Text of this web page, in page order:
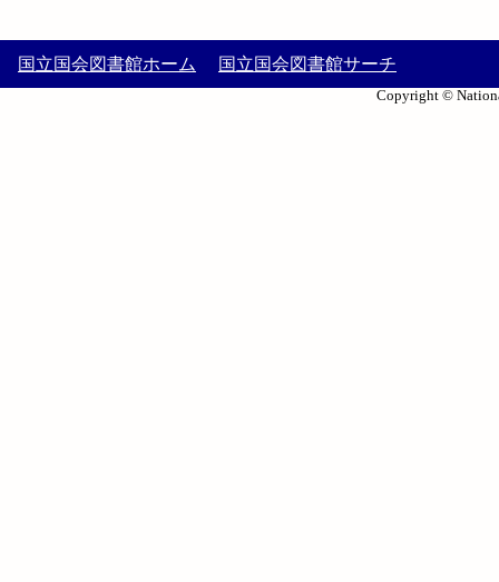
国立国会図書館ホーム 国立国会図書館サーチ
Copyright ©